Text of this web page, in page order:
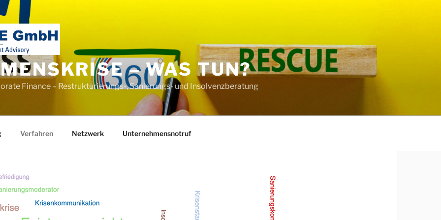
– WAS TUN?
Finance – Restrukturierungs-, Sanierungs- und Insolvenzberatung
Verfahren Netzwerk Unternehmensnotruf